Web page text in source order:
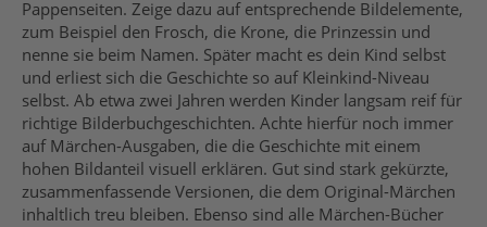
Pappenseiten. Zeige dazu auf entsprechende Bildelemente,
zum Beispiel den Frosch, die Krone, die Prinzessin und
nenne sie beim Namen. Später macht es dein Kind selbst
und erliest sich die Geschichte so auf Kleinkind-Niveau
selbst. Ab etwa zwei Jahren werden Kinder langsam reif für
richtige Bilderbuchgeschichten. Achte hierfür noch immer
auf Märchen-Ausgaben, die die Geschichte mit einem
hohen Bildanteil visuell erklären. Gut sind stark gekürzte,
zusammenfassende Versionen, die dem Original-Märchen
inhaltlich treu bleiben. Ebenso sind alle Märchen-Bücher